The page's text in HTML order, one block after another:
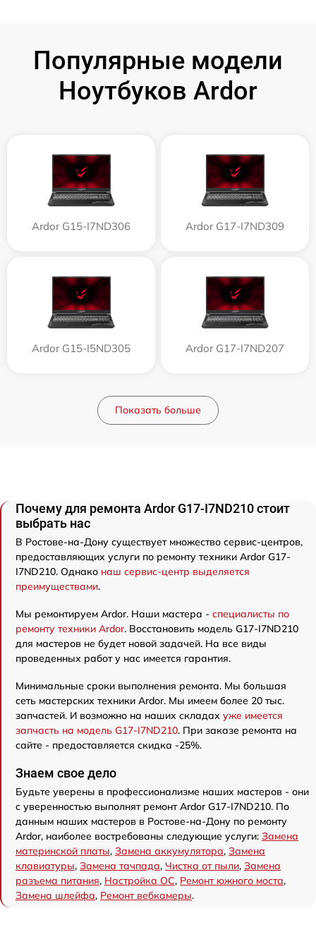
Популярные модели
Ноутбуков Ardor
Ardor G15-I7ND306 Ardor G17-I7ND309
Ardor G15-I5ND305 Ardor G17-I7ND207
Показать больше
Почему для ремонта Ardor G17-I7ND210 стоит
выбрать нас
В Ростове-на-Дону существует множество сервис-центров,
предоставляющих услуги по ремонту техники Ardor G17-
I7ND210. Однако наш сервис-центр выделяется
преимуществами.
Мы ремонтируем Ardor. Наши мастера - специалисты по
ремонту техники Ardor. Восстановить модель G17-I7ND210
для мастеров не будет новой задачей. На все виды
проведенных работ у нас имеется гарантия.
Минимальные сроки выполнения ремонта. Мы большая
сеть мастерских техники Ardor. Мы имеем более 20 тыс.
запчастей. И возможно на наших складах уже имеется
запчасть на модель G17-I7ND210. При заказе ремонта на
сайте - предоставляется скидка -25%.
Знаем свое дело
Будьте уверены в профессионализме наших мастеров - они
с уверенностью выполнят ремонт Ardor G17-I7ND210. По
данным наших мастеров в Ростове-на-Дону по ремонту
Ardor, наиболее востребованы следующие услуги: Замена
материнской платы, Замена аккумулятора, Замена
клавиатуры, Замена тачпада, Чистка от пыли, Замена
разъема питания, Настройка ОС, Ремонт южного моста,
Замена шлейфа, Ремонт вебкамеры.